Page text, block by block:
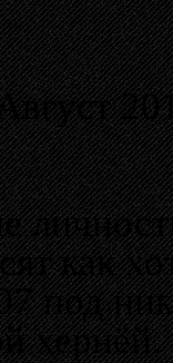
как
под